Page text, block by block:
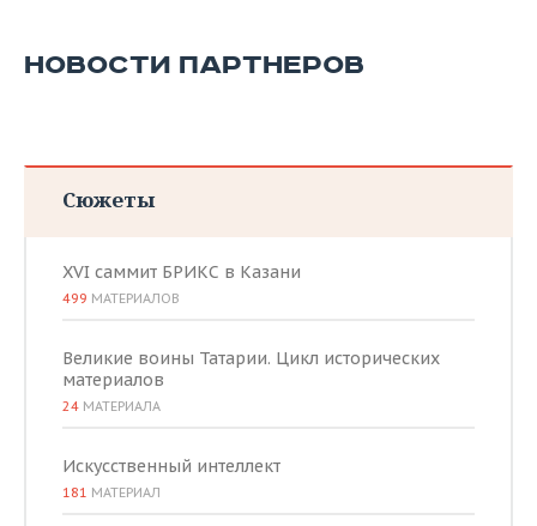
НОВОСТИ ПАРТНЕРОВ
Сюжеты
XVI саммит БРИКС в Казани
499 МАТЕРИАЛОВ
Великие воины Татарии. Цикл исторических
материалов
24 МАТЕРИАЛА
Искусственный интеллект
181 МАТЕРИАЛ